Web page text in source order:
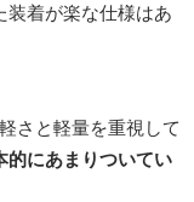
着が楽な仕様はあ
さと軽量を重視して
的にあまりついてい